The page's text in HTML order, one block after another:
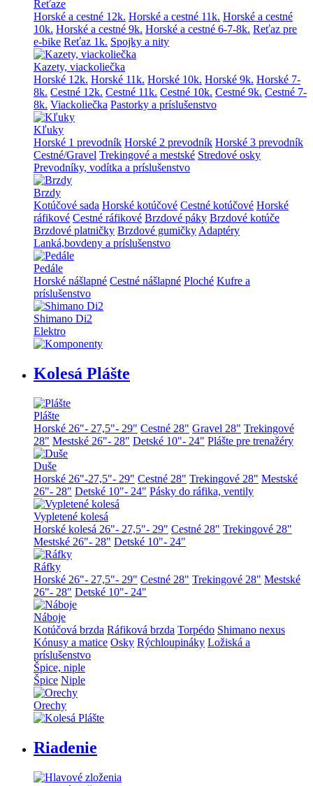
Reťaze
Horské a cestné 12k. Horské a cestné 11k. Horské a cestné
10k. Horské a cestné 9k. Horské a cestné 6-7-8k. Reťaz pre
e-bike Reťaz 1k. Spojky a nity
Kazety, viackoliečka
Horské 12k. Horské 11k. Horské 10k. Horské 9k. Horské 7-
8k. Cestné 12k. Cestné 11k. Cestné 10k. Cestné 9k. Cestné 7-
8k. Viackoliečka Pastorky a príslušenstvo
Kľuky
Horské 1 prevodník Horské 2 prevodník Horské 3 prevodník
Cestné/Gravel Trekingové a mestské Stredové osky
Prevodníky, vodítka a príslušenstvo
Brzdy
Kotúčové sada Horské kotúčové Cestné kotúčové Horské
ráfikové Cestné ráfikové Brzdové páky Brzdové kotúče
Brzdové platničky Brzdové gumičkyAdaptéry
Lanká,bovdeny a príslušenstvo
Pedále
Horské nášlapné Cestné nášlapné Ploché Kufre a
príslušenstvo
Shimano Di2
Elektro
Kolesá Plášte
Plášte
Horské 26"- 27,5"- 29" Cestné 28" Gravel 28" Trekingové
28" Mestské 26"- 28" Detské 10"- 24" Plášte pre trenažéry
Duše
Horské 26"-27,5"- 29" Cestné 28" Trekingové 28" Mestské
26"- 28" Detské 10"- 24" Pásky do ráfika, ventily
Vypletené kolesá
Horské kolesá 26"- 27,5"- 29" Cestné 28" Trekingové 28"
Mestské 26"- 28" Detské 10"- 24"
Ráfky
Horské 26"- 27,5"- 29" Cestné 28" Trekingové 28" Mestské
26"- 28" Detské 10"- 24"
Náboje
Kotúčová brzda Ráfiková brzda Torpédo Shimano nexus
Kónusy a matice Osky Rýchloupináky Ložiská a
príslušenstvo
Špice, niple
Špice Niple
Orechy
Riadenie